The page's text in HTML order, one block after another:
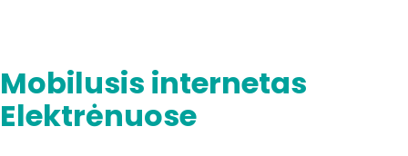
Mobilusis internetas
Elektrėnuose